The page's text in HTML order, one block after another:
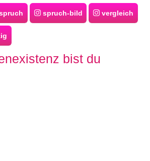
spruch-bild vergleich
bist du